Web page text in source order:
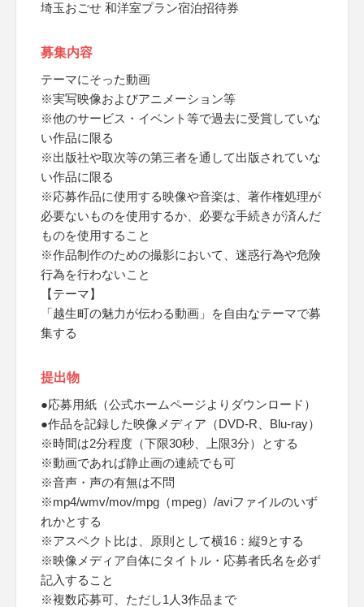
埼玉おごせ 和洋室プラン宿泊招待券
募集内容
テーマにそった動画
※実写映像およびアニメーション等
※他のサービス・イベント等で過去に受賞していな
い作品に限る
※出版社や取次等の第三者を通して出版されていな
い作品に限る
※応募作品に使用する映像や音楽は、著作権処理が
必要ないものを使用するか、必要な手続きが済んだ
ものを使用すること
※作品制作のための撮影において、迷惑行為や危険
行為を行わないこと
【テーマ】
「越生町の魅力が伝わる動画」を自由なテーマで募
集する
提出物
●応募用紙（公式ホームページよりダウンロード）
●作品を記録した映像メディア（DVD-R、Blu-ray）
※時間は2分程度（下限30秒、上限3分）とする
※動画であれば静止画の連続でも可
※音声・声の有無は不問
※mp4/wmv/mov/mpg（mpeg）/aviファイルのいず
れかとする
※アスペクト比は、原則として横16：縦9とする
※映像メディア自体にタイトル・応募者氏名を必ず
記入すること
※複数応募可、ただし1人3作品まで